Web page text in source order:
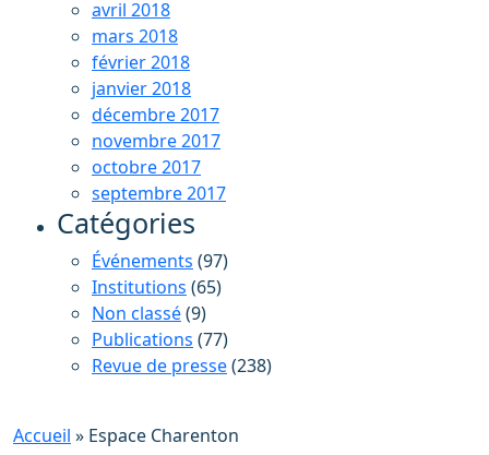
avril 2018
mars 2018
février 2018
janvier 2018
décembre 2017
novembre 2017
octobre 2017
septembre 2017
Catégories
Événements (97)
Institutions (65)
Non classé(9)
Publications (77)
Revue de presse(238)
Accueil » Espace Charenton